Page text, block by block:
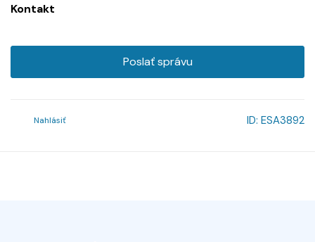
Kontakt
Poslať správu
Nahlásiť ID: ESA3892